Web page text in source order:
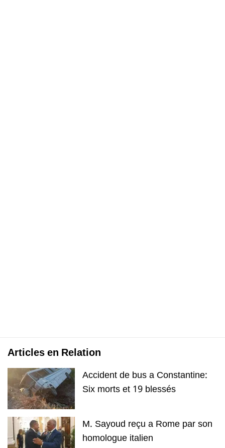
Articles en Relation
Accident de bus a Constantine:
Six morts et 19 blessés
M. Sayoud reçu a Rome par son
homologue italien